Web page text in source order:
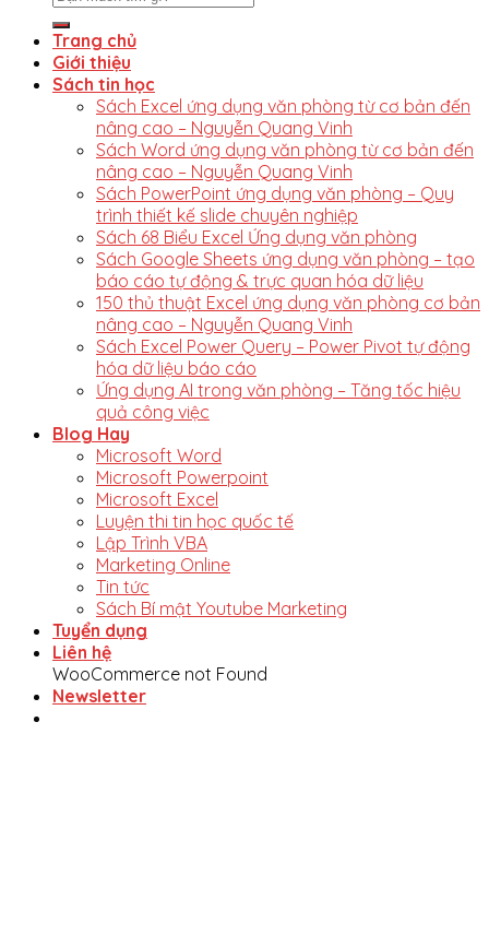
Trang chủ
Giới thiệu
Sách tin học
Sách Excel ứng dụng văn phòng từ cơ bản đến
nâng cao – Nguyễn Quang Vinh
Sách Word ứng dụng văn phòng từ cơ bản đến
nâng cao – Nguyễn Quang Vinh
Sách PowerPoint ứng dụng văn phòng – Quy
trình thiết kế slide chuyên nghiệp
Sách 68 Biểu Excel Ứng dụng văn phòng
Sách Google Sheets ứng dụng văn phòng – tạo
báo cáo tự động & trực quan hóa dữ liệu
150 thủ thuật Excel ứng dụng văn phòng cơ bản
nâng cao – Nguyễn Quang Vinh
Sách Excel Power Query – Power Pivot tự động
hóa dữ liệu báo cáo
Ứng dụng AI trong văn phòng – Tăng tốc hiệu
quả công việc
Blog Hay
Microsoft Word
Microsoft Powerpoint
Microsoft Excel
Luyện thi tin học quốc tế
Lập Trình VBA
Marketing Online
Tin tức
Sách Bí mật Youtube Marketing
Tuyển dụng
Liên hệ
WooCommerce not Found
Newsletter